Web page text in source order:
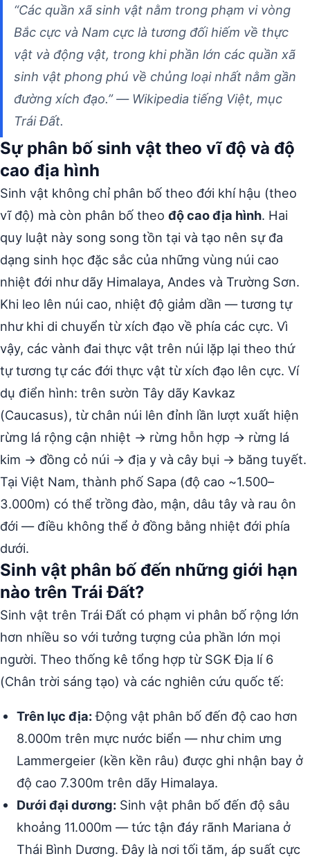
“Các quần xã sinh vật nằm trong phạm vi vòng
Bắc cực và Nam cực là tương đối hiếm về thực
vật và động vật, trong khi phần lớn các quần xã
sinh vật phong phú về chủng loại nhất nằm gần
đường xích đạo.” — Wikipedia tiếng Việt, mục
Trái Đất.
Sự phân bố sinh vật theo vĩ độ và độ
cao địa hình
Sinh vật không chỉ phân bố theo đới khí hậu (theo
vĩ độ) mà còn phân bố theo độ cao địa hình. Hai
quy luật này song song tồn tại và tạo nên sự đa
dạng sinh học đặc sắc của những vùng núi cao
nhiệt đới như dãy Himalaya, Andes và Trường Sơn.
Khi leo lên núi cao, nhiệt độ giảm dần — tương tự
như khi di chuyển từ xích đạo về phía các cực. Vì
vậy, các vành đai thực vật trên núi lặp lại theo thứ
tự tương tự các đới thực vật từ xích đạo lên cực. Ví
dụ điển hình: trên sườn Tây dãy Kavkaz
(Caucasus), từ chân núi lên đỉnh lần lượt xuất hiện
rừng lá rộng cận nhiệt → rừng hỗn hợp → rừng lá
kim → đồng cỏ núi → địa y và cây bụi → băng tuyết.
Tại Việt Nam, thành phố Sapa (độ cao ~1.500–
3.000m) có thể trồng đào, mận, dâu tây và rau ôn
đới — điều không thể ở đồng bằng nhiệt đới phía
dưới.
Sinh vật phân bố đến những giới hạn
nào trên Trái Đất?
Sinh vật trên Trái Đất có phạm vi phân bố rộng lớn
hơn nhiều so với tưởng tượng của phần lớn mọi
người. Theo thống kê tổng hợp từ SGK Địa lí 6
(Chân trời sáng tạo) và các nghiên cứu quốc tế:
Trên lục địa:Động vật phân bố đến độ cao hơn
8.000m trên mực nước biển — như chim ưng
Lammergeier (kền kền râu) được ghi nhận bay ở
độ cao 7.300m trên dãy Himalaya.
Dưới đại dương: Sinh vật phân bố đến độ sâu
khoảng 11.000m — tức tận đáy rãnh Mariana ở
Thái Bình Dương. Đây là nơi tối tăm, áp suất cực